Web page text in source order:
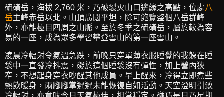
硫磺岳 ，海拔 2,760 米，乃破裂火山口邊緣之高點，位處八
岳主峰赤岳以北。山頂廣闊平坦，除可飽覽整個八岳群峰
外，亦能極目四周之山脈。至於冬季之硫磺岳 ，屬於較為容
易的一座，成為眾多學習攀登雪山的第一座雪山。
凌晨冷幅射令氣溫急跌，前晚只穿單薄衣服睡覺的我躲在睡
袋中一直發冷抖震，礙於這個睡袋沒有彈性，加上營內狹
窄，不想起身穿衣吵醒其他成員。早上醒來，冷得立即煮些
熱飲暖身，兩腳腳掌遲遲未能恢復自如活動。天空澄明引致